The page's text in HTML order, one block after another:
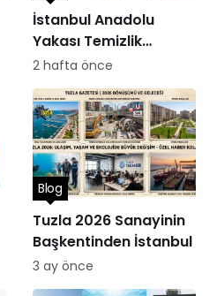
İstanbul Anadolu
Yakası Temizlik
Hizmetleri
2 hafta önce
Tuzla 2026 Sanayinin
Başkentinden İstanbul
Blog
3 ay önce